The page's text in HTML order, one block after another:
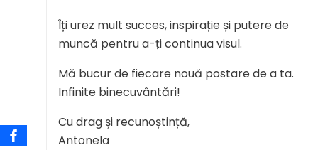
Îți urez mult succes, inspirație și putere de
muncă pentru a-ți continua visul.
Mă bucur de fiecare nouă postare de a ta.
Infinite binecuvântări!
Cu drag și recunoștință,
Antonela